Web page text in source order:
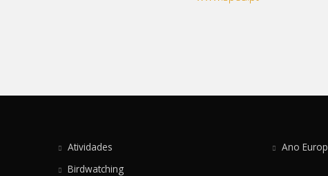
Atividades
Birdwatching
Ano